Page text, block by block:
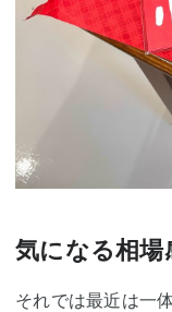
気になる相場
それでは最近は一